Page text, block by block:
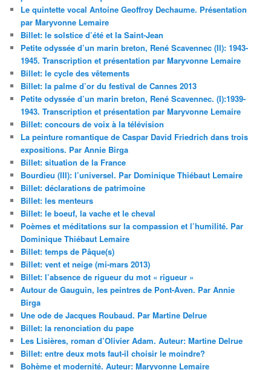
Le quintette vocal Antoine Geoffroy Dechaume. Présentation
par Maryvonne Lemaire
Billet: le solstice d’été et la Saint-Jean
Petite odyssée d’un marin breton, René Scavennec (II): 1943-
1945. Transcription et présentation par Maryvonne Lemaire
Billet: le cycle des vêtements
Billet: la palme d’or du festival de Cannes 2013
Petite odyssée d’un marin breton, René Scavennec. (I):1939-
1943. Transcription et présentation par Maryvonne Lemaire
Billet: concours de voix à la télévision
La peinture romantique de Caspar David Friedrich dans trois
expositions. Par Annie Birga
Billet: situation de la France
Bourdieu (III): l’universel. Par Dominique Thiébaut Lemaire
Billet: déclarations de patrimoine
Billet: les menteurs
Billet: le boeuf, la vache et le cheval
Poèmes et méditations sur la compassion et l’humilité. Par
Dominique Thiébaut Lemaire
Billet: temps de Pâque(s)
Billet: vent et neige (mi-mars 2013)
Billet: l’absence de rigueur du mot « rigueur »
Autour de Gauguin, les peintres de Pont-Aven. Par Annie
Birga
Une ode de Jacques Roubaud. Par Martine Delrue
Billet: la renonciation du pape
Les Lisières, roman d’Olivier Adam. Auteur: Martine Delrue
Billet: entre deux mots faut-il choisir le moindre?
Bohème et modernité. Auteur: Maryvonne Lemaire